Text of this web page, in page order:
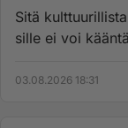
Sitä
sille ei voi
03.08.2026 18:31